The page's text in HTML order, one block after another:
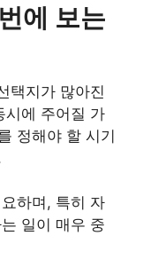
에 보는
택지가 많아진
시에 주어질 가
정해야 할 시기
하며, 특히 자
일이 매우 중